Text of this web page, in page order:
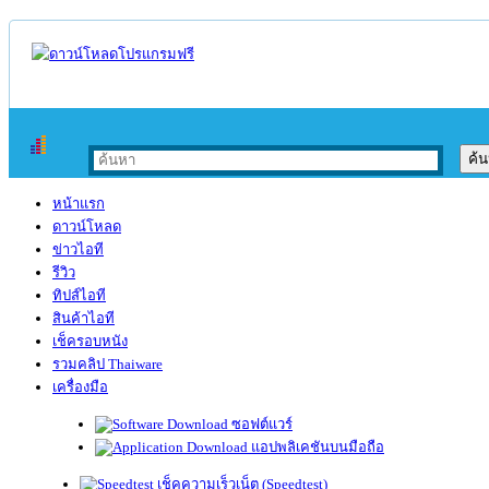
หน้าแรก
ดาวน์โหลด
ข่าวไอที
รีวิว
ทิปส์ไอที
สินค้าไอที
เช็ครอบหนัง
รวมคลิป Thaiware
เครื่องมือ
ซอฟต์แวร์
แอปพลิเคชันบนมือถือ
เช็คความเร็วเน็ต (Speedtest)